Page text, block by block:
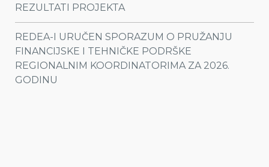
REZULTATI PROJEKTA
REDEA-I URUČEN SPORAZUM O PRUŽANJU
FINANCIJSKE I TEHNIČKE PODRŠKE
REGIONALNIM KOORDINATORIMA ZA 2026.
GODINU